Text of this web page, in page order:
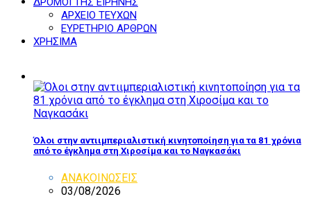
ΑΡΧΕΙΟ ΤΕΥΧΩΝ
ΕΥΡΕΤΗΡΙΟ ΑΡΘΡΩΝ
ΧΡΗΣΙΜΑ
Όλοι στην αντιιμπεριαλιστική κινητοποίηση για τα 81 χρόνια
από το έγκλημα στη Χιροσίμα και το Ναγκασάκι
ΑΝΑΚΟΙΝΩΣΕΙΣ
03/08/2026